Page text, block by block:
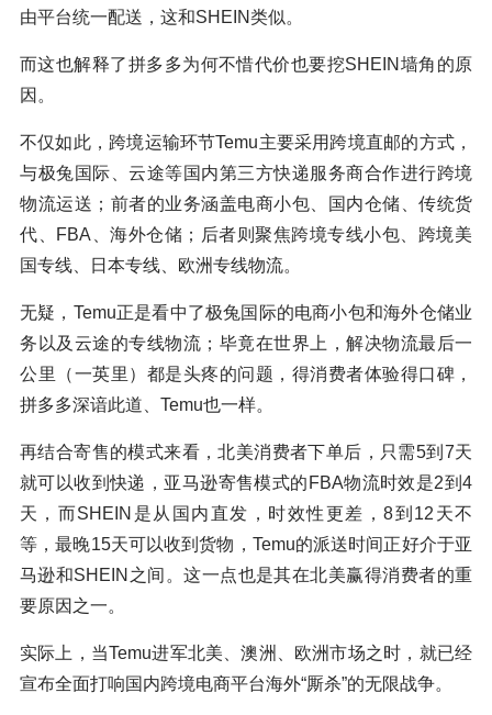
由平台统一配送，这和SHEIN类似。
而这也解释了拼多多为何不惜代价也要挖SHEIN墙角的原
因。
不仅如此，跨境运输环节Temu主要采用跨境直邮的方式，
与极兔国际、云途等国内第三方快递服务商合作进行跨境
物流运送；前者的业务涵盖电商小包、国内仓储、传统货
代、FBA、海外仓储；后者则聚焦跨境专线小包、跨境美
国专线、日本专线、欧洲专线物流。
无疑，Temu正是看中了极兔国际的电商小包和海外仓储业
务以及云途的专线物流；毕竟在世界上，解决物流最后一
公里（一英里）都是头疼的问题，得消费者体验得口碑，
拼多多深谙此道、Temu也一样。
再结合寄售的模式来看，北美消费者下单后，只需5到7天
就可以收到快递，亚马逊寄售模式的FBA物流时效是2到4
天，而SHEIN是从国内直发，时效性更差，8到12天不
等，最晚15天可以收到货物，Temu的派送时间正好介于亚
马逊和SHEIN之间。这一点也是其在北美赢得消费者的重
要原因之一。
实际上，当Temu进军北美、澳洲、欧洲市场之时，就已经
宣布全面打响国内跨境电商平台海外“厮杀”的无限战争。